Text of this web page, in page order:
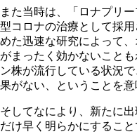
また当時は、「ロナプリ
型コロナの治療として採
めた迅速な研究によって
がまったく効かないこと
ン株が流行している状況
果がない、ということを意
そしてなにより、新たに
だけ早く明らかにするこ